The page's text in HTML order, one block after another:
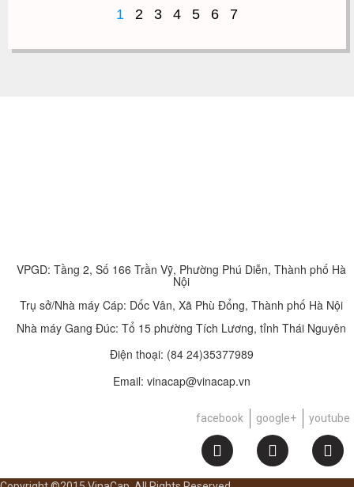
1 2 3 4 5 6 7
VPGD: Tầng 2, Số 166 Trần Vỹ, Phường Phú Diễn, Thành phố Hà
Nội
Trụ sở/Nhà máy Cáp: Dốc Vân, Xã Phù Đổng, Thành phố Hà Nội
Nhà máy Gang Đúc: Tổ 15 phường Tích Lương, tỉnh Thái Nguyên
Điện thoại: (84 24)35377989
Email: vinacap@vinacap.vn
facebook google+ youtube